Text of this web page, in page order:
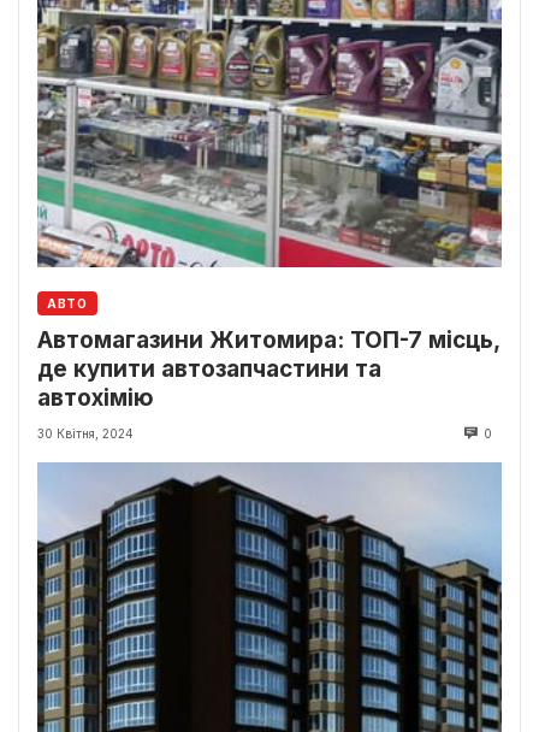
АВТО
Автомагазини Житомира: ТОП-7 місць,
де купити автозапчастини та
автохімію
30 Квітня, 2024 0